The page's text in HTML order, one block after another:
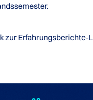
zur Erfahrungsberichte-